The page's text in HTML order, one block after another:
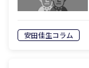
安田佳生コラム